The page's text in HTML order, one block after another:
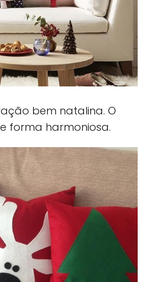
bem natalina. O
forma harmoniosa.